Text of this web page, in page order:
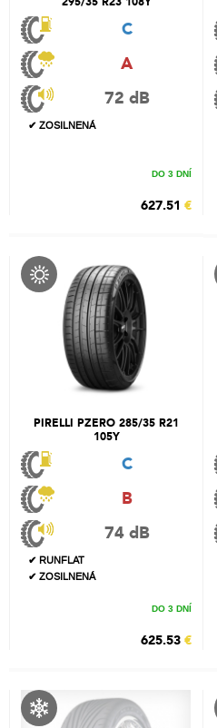
C
A
72 dB
✔ ZOSILNENÁ
DO 3 DNÍ
627.51 €
PIRELLI PZERO 285/35 R21
105Y
C
B
74 dB
✔ RUNFLAT
✔ ZOSILNENÁ
DO 3 DNÍ
625.53 €